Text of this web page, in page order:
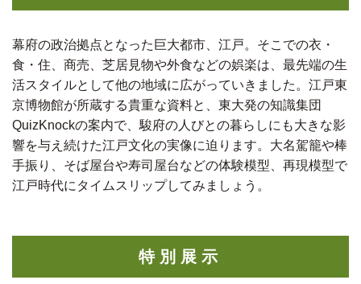
幕府の政治拠点となった巨大都市、江戸。そこでの衣・
食・住、商売、芝居見物や外食などの娯楽は、最先端の生
活スタイルとして他の地域に広がっていきました。江戸東
京博物館が所蔵する貴重な資料と、東大発の知識集団
QuizKnockの案内で、駿府の人びとの暮らしにも大きな影
響を与え続けた江戸文化の実像に迫ります。大名駕籠や棒
手振り、そば屋台や寿司屋台などの体験模型、再現模型で
江戸時代にタイムスリップしてみましょう。
特別展示